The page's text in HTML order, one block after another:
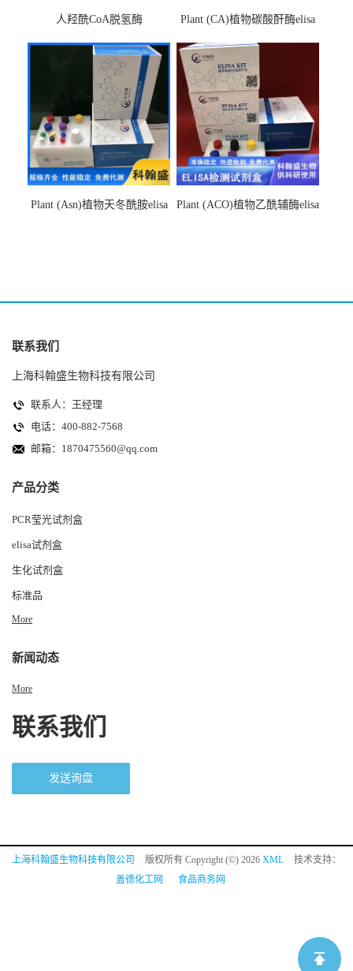
人羟酰CoA脱氢酶
Plant (CA)植物碳酸酐酶elisa
Plant (Asn)植物天冬酰胺elisa
Plant (ACO)植物乙酰辅酶elisa
联系我们
上海科翰盛生物科技有限公司
联系人：王经理
电话：400-882-7568
邮箱： 1870475560@qq.com
产品分类
PCR莹光试剂盒
elisa试剂盒
生化试剂盒
标准品
More
新闻动态
More
联系我们
发送询盘
上海科翰盛生物科技有限公司 版权所有 Copyright (©) 2026 XML
技术支持：
盖德化工网
食品商务网